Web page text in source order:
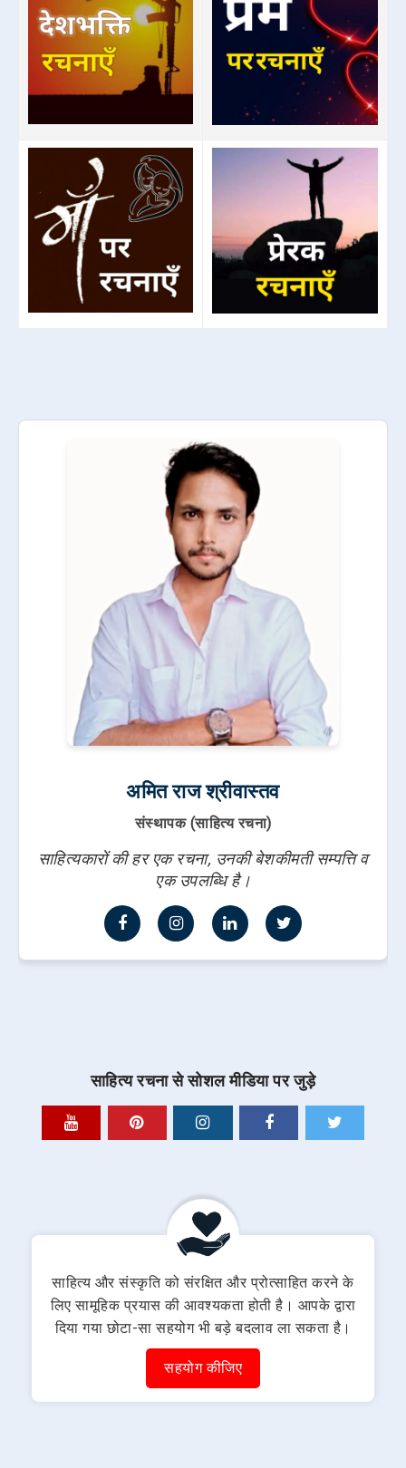
अमित राज श्रीवास्तव
संस्थापक (साहित्य रचना)
साहित्यकारों की हर एक रचना, उनकी बेशकीमती सम्पत्ति व
एक उपलब्धि है।
साहित्य रचना से सोशल मीडिया पर जुड़े
साहित्य और संस्कृति को संरक्षित और प्रोत्साहित करने के
लिए सामूहिक प्रयास की आवश्यकता होती है। आपके द्वारा
दिया गया छोटा-सा सहयोग भी बड़े बदलाव ला सकता है।
सहयोग कीजिए